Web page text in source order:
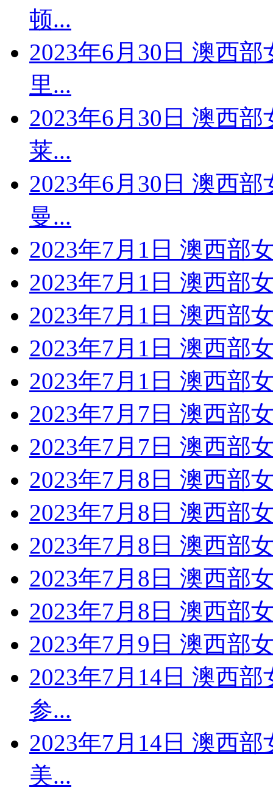
顿...
2023年6月30日 澳西
里...
2023年6月30日 澳西
莱...
2023年6月30日 澳西
曼...
2023年7月1日 澳西部
2023年7月1日 澳西部
2023年7月1日 澳西部
2023年7月1日 澳西部
2023年7月1日 澳西部
2023年7月7日 澳西部
2023年7月7日 澳西部
2023年7月8日 澳西部
2023年7月8日 澳西部
2023年7月8日 澳西部
2023年7月8日 澳西部
2023年7月8日 澳西部
2023年7月9日 澳西部
2023年7月14日 澳西
参...
2023年7月14日 澳西
美...